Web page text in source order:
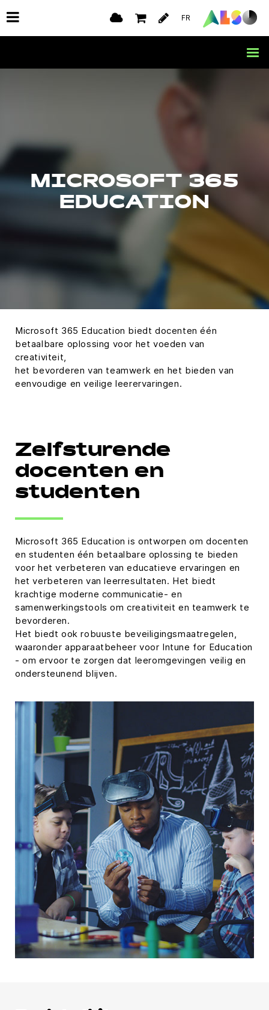
FR
MICROSOFT 365
EDUCATION
Microsoft 365 Education biedt docenten één
betaalbare oplossing voor het voeden van
creativiteit,
het bevorderen van teamwerk en het bieden van
eenvoudige en veilige leerervaringen.
Zelfsturende
docenten en
studenten
Microsoft 365 Education is ontworpen om docenten
en studenten één betaalbare oplossing te bieden
voor het verbeteren van educatieve ervaringen en
het verbeteren van leerresultaten. Het biedt
krachtige moderne communicatie- en
samenwerkingstools om creativiteit en teamwerk te
bevorderen.
Het biedt ook robuuste beveiligingsmaatregelen,
waaronder apparaatbeheer voor Intune for Education
- om ervoor te zorgen dat leeromgevingen veilig en
ondersteunend blijven.